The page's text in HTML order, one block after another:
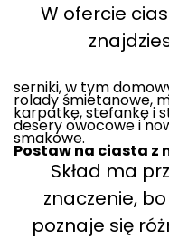
W ofercie
serniki, w tym
rolady śmietanowe,
karpatkę, stefankę i
desery owocowe i
smakowe.
Postaw na ciasta z
Skład ma
znaczenie,
poznaje się